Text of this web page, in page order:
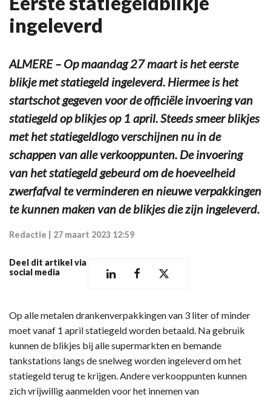
ingeleverd
ALMERE – Op maandag 27 maart is het eerste
blikje met statiegeld ingeleverd. Hiermee is het
startschot gegeven voor de officiële invoering van
statiegeld op blikjes op 1 april. Steeds smeer blikjes
met het statiegeldlogo verschijnen nu in de
schappen van alle verkooppunten. De invoering
van het statiegeld gebeurd om de hoeveelheid
zwerfafval te verminderen en nieuwe verpakkingen
te kunnen maken van de blikjes die zijn ingeleverd.
Redactie 27 maart 2023 12:59
Deel dit artikel via
social media
Op alle metalen drankenverpakkingen van 3 liter of minder
moet vanaf 1 april statiegeld worden betaald. Na gebruik
kunnen de blikjes bij alle supermarkten en bemande
tankstations langs de snelweg worden ingeleverd om het
statiegeld terug te krijgen. Andere verkooppunten kunnen
zich vrijwillig aanmelden voor het innemen van